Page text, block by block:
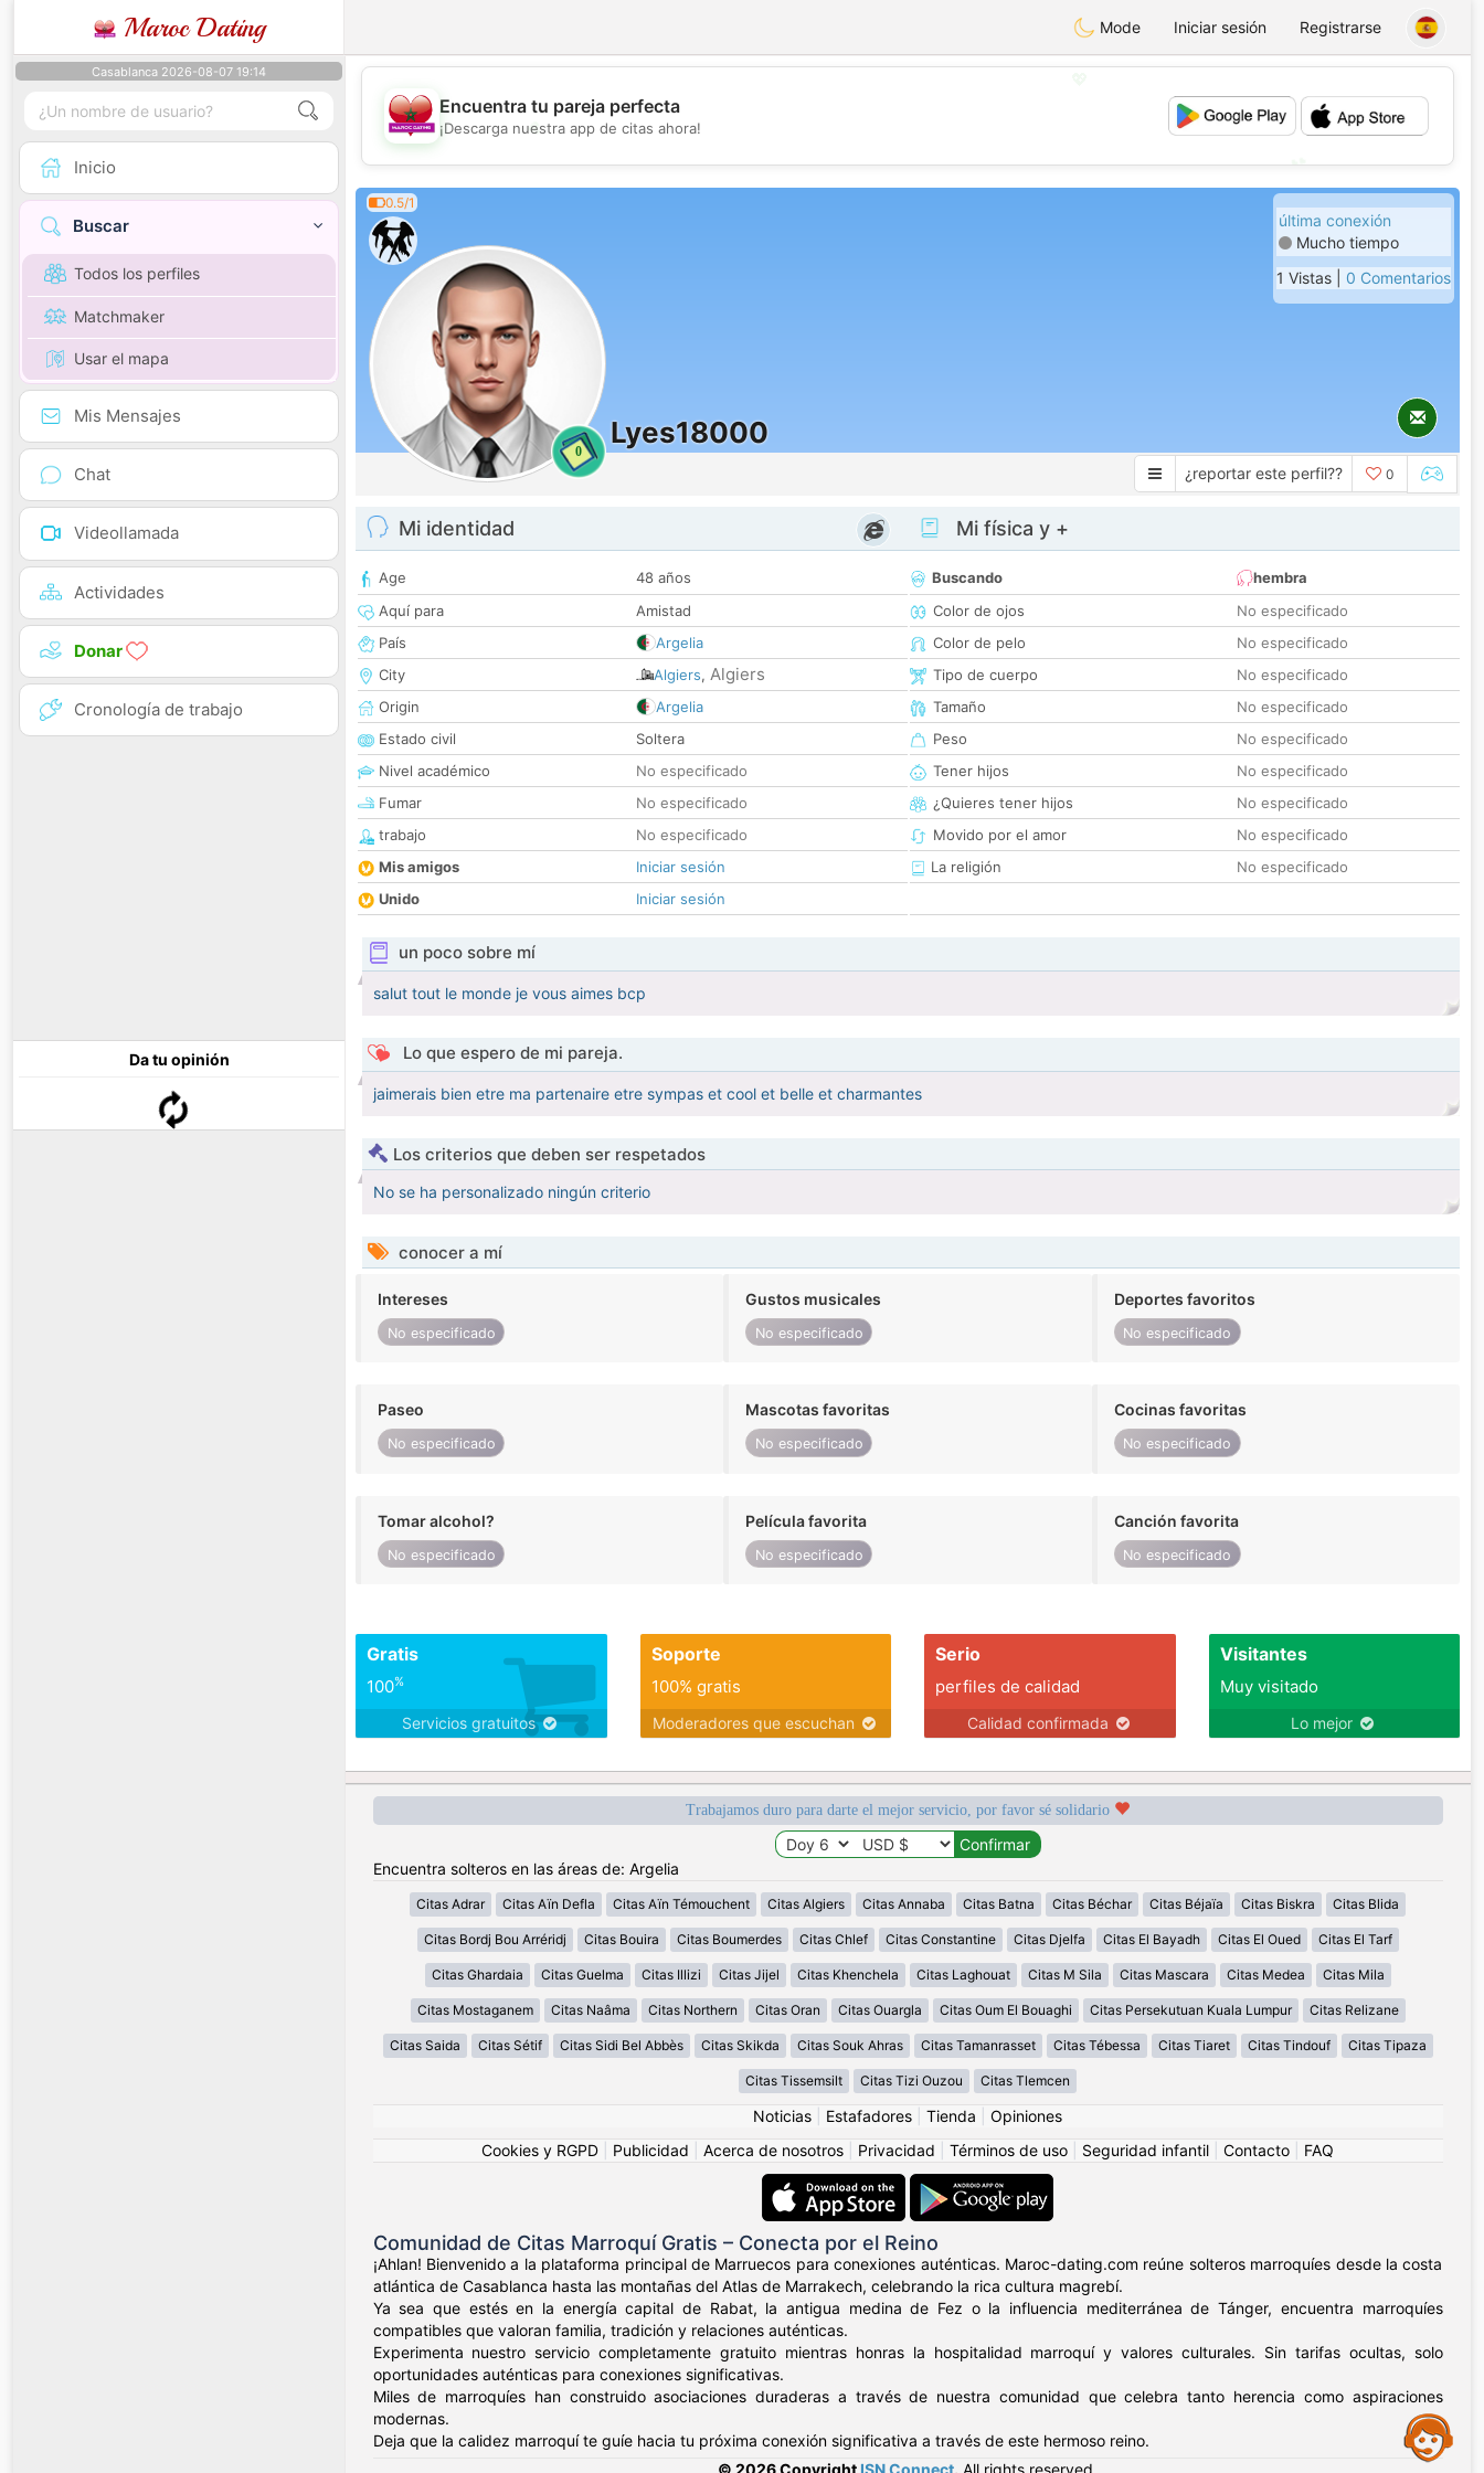
Maroc Dating Mode Iniciar sesión Registrarse
Casablanca 2026-08-07 19:14
Inicio
Buscar
Todos los perfiles
Matchmaker
Usar el mapa
Mis Mensajes
Chat
Videollamada
Actividades
Donar
Cronología de trabajo
Da tu opinión
💕
Encuentra tu pareja perfecta
¡Descarga nuestra app de citas ahora!
0.5/1
0
Lyes18000
última conexión
Mucho tiempo
1 Vistas | 0 Comentarios
¿reportar este perfil?? 0
Mi identidad
Age
48 años
Aquí para
Amistad
País
Argelia
City
Algiers, Algiers
Origin
Argelia
Estado civil
Soltera
Nivel académico
No especificado
Fumar
No especificado
trabajo
No especificado
Mis amigos
Iniciar sesión
Unido
Iniciar sesión
Mi física y +
Buscando
hembra
Color de ojos
No especificado
Color de pelo
No especificado
Tipo de cuerpo
No especificado
Tamaño
No especificado
Peso
No especificado
Tener hijos
No especificado
¿Quieres tener hijos
No especificado
Movido por el amor
No especificado
La religión
No especificado
un poco sobre mí
salut tout le monde je vous aimes bcp
Lo que espero de mi pareja.
jaimerais bien etre ma partenaire etre sympas et cool et belle et charmantes
Los criterios que deben ser respetados
No se ha personalizado ningún criterio
conocer a mí
Intereses
No especificado
Gustos musicales
No especificado
Deportes favoritos
No especificado
Paseo
No especificado
Mascotas favoritas
No especificado
Cocinas favoritas
No especificado
Tomar alcohol?
No especificado
Película favorita
No especificado
Canción favorita
No especificado
Gratis
100%
Servicios gratuitos
Soporte
100% gratis
Moderadores que escuchan
Serio
perfiles de calidad
Calidad confirmada
Visitantes
Muy visitado
Lo mejor
Trabajamos duro para darte el mejor servicio, por favor sé solidario
Encuentra solteros en las áreas de: Argelia
Citas Adrar Citas Aïn Defla Citas Aïn Témouchent Citas Algiers Citas Annaba Citas Batna Citas Béchar Citas Béjaïa Citas Biskra Citas Blida
Citas Bordj Bou Arréridj Citas Bouira Citas Boumerdes Citas Chlef Citas Constantine Citas Djelfa Citas El Bayadh Citas El Oued Citas El Tarf
Citas Ghardaia Citas Guelma Citas Illizi Citas Jijel Citas Khenchela Citas Laghouat Citas M Sila Citas Mascara Citas Medea Citas Mila
Citas Mostaganem Citas Naâma Citas Northern Citas Oran Citas Ouargla Citas Oum El Bouaghi Citas Persekutuan Kuala Lumpur Citas Relizane
Citas Saida Citas Sétif Citas Sidi Bel Abbès Citas Skikda Citas Souk Ahras Citas Tamanrasset Citas Tébessa Citas Tiaret Citas Tindouf Citas Tipaza
Citas Tissemsilt Citas Tizi Ouzou Citas Tlemcen
Noticias Estafadores Tienda
Opiniones
Cookies y RGPD
Publicidad Acerca de nosotros Privacidad Términos de uso Seguridad infantil Contacto FAQ
Comunidad de Citas Marroquí Gratis – Conecta por el Reino
¡Ahlan! Bienvenido a la plataforma principal de Marruecos para conexiones auténticas. Maroc-dating.com reúne solteros marroquíes desde la costa
atlántica de Casablanca hasta las montañas del Atlas de Marrakech, celebrando la rica cultura magrebí.
Ya sea que estés en la energía capital de Rabat, la antigua medina de Fez o la influencia mediterránea de Tánger, encuentra marroquíes
compatibles que valoran familia, tradición y relaciones auténticas.
Experimenta nuestro servicio completamente gratuito mientras honras la hospitalidad marroquí y valores culturales. Sin tarifas ocultas, solo
oportunidades auténticas para conexiones significativas.
Miles de marroquíes han construido asociaciones duraderas a través de nuestra comunidad que celebra tanto herencia como aspiraciones
modernas.
Deja que la calidez marroquí te guíe hacia tu próxima conexión significativa a través de este hermoso reino.
© 2026 Copyright ISN Connect All rights reserved.